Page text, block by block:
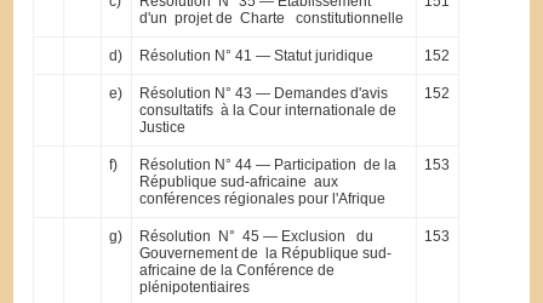
d'un projet de Charte constitutionnelle
d) Résolution N° 41 — Statut juridique 152
e)
Résolution N° 43 — Demandes d'avis
consultatifs à la Cour internationale de
Justice
152
f)
Résolution N° 44 — Participation de la
République sud-africaine aux
conférences régionales pour l'Afrique
153
g)
Résolution N° 45 — Exclusion du
Gouvernement de la République sud-
africaine de la Conférence de
plénipotentiaires
153